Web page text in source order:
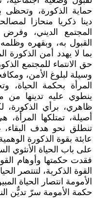
حماية الذكورة، وتحظى
دينا ذكريا منحازا
المجتمع الديني،
القبول به، وبقهره
بما لا يهدد أمن الذكورة
حق الانتماء للمجتمع
وسيلة لبلوغ الأمن،
المرأة بحكمة الحياة،
ينطوي عليه تدينها من
ظاهري، برأي
أصيلة، تمتلكها
تنطلق نحو هدف البقاء،
عابئة بقوة الذكورة
على باب الحياة الأنثوي
فقدت حكمتها وأوهام
القوة الذكرية، لتنتصر
الأمومة انتصار الحياة
حكمة الأمومة سرّ تديٌّن